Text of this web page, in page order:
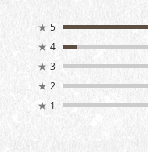
★ 5
★ 4
★ 3
★ 2
★ 1